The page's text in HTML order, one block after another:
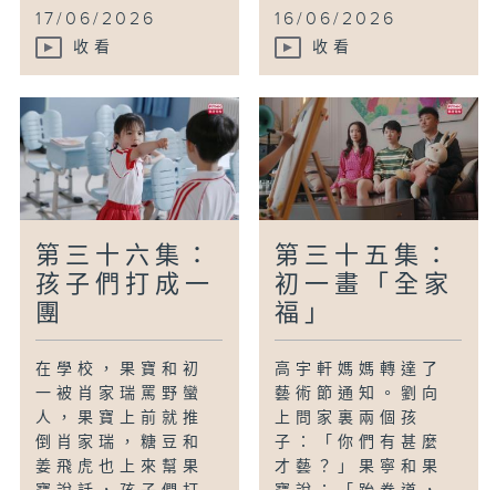
17/06/2026
收看
16/06/2026
收看
第三十六集：
孩子們打成一
團
在學校，果寶和初
一被肖家瑞罵野蠻
人，果寶上前就推
倒肖家瑞，糖豆和
姜飛虎也上來幫果
第三十五集：
初一畫「全家
福」
高宇軒媽媽轉達了
藝術節通知。劉向
上問家裏兩個孩
子：「你們有甚麼
才藝？」果寧和果